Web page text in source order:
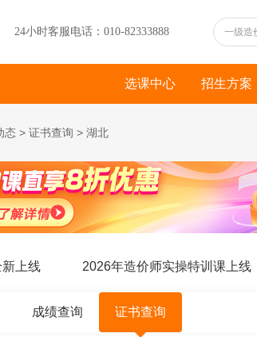
24小时客服电话：010-82333888
选课中心 招生方案
态 > 证书查询 > 湖北
线 2026年造价师实操特训课上线
成绩查询 证书查询